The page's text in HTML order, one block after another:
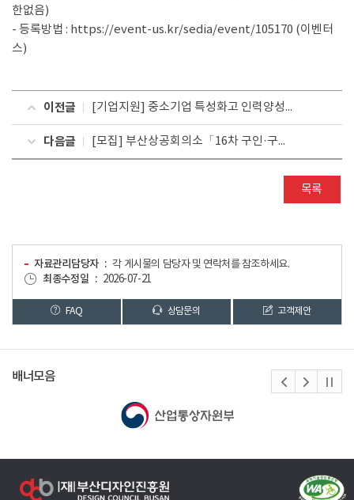
한없음)
- 등록방법 : https://event-us.kr/sedia/event/105170 (이벤터
스)
이전글 [기업지원] 중소기업 특성화고 인력양성사업 - 기업매칭지원
다음글 [모집] 부산상공회의소「16차 구인·구직 JOB 매칭데이」
목록
자료관리담당자
각 게시물의 담당자 및 연락처를 참조하세요.
최종수정일
2026-07-21
FAQ 상담문의 고객제안
배너모음